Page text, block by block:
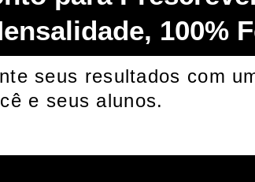
100%
seus resultados com
e seus alunos.